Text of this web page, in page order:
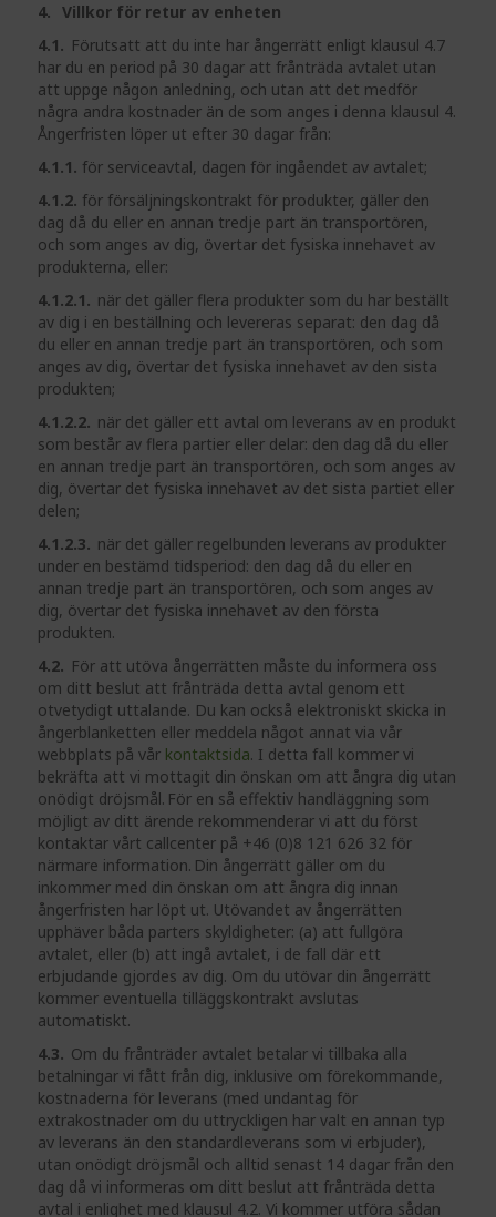
4. Villkor för retur av enheten
4.1. Förutsatt att du inte har ångerrätt enligt klausul 4.7
har du en period på 30 dagar att frånträda avtalet utan
att uppge någon anledning, och utan att det medför
några andra kostnader än de som anges i denna klausul 4.
Ångerfristen löper ut efter 30 dagar från:
4.1.1. för serviceavtal, dagen för ingåendet av avtalet;
4.1.2. för försäljningskontrakt för produkter, gäller den
dag då du eller en annan tredje part än transportören,
och som anges av dig, övertar det fysiska innehavet av
produkterna, eller:
4.1.2.1. när det gäller flera produkter som du har beställt
av dig i en beställning och levereras separat: den dag då
du eller en annan tredje part än transportören, och som
anges av dig, övertar det fysiska innehavet av den sista
produkten;
4.1.2.2. när det gäller ett avtal om leverans av en produkt
som består av flera partier eller delar: den dag då du eller
en annan tredje part än transportören, och som anges av
dig, övertar det fysiska innehavet av det sista partiet eller
delen;
4.1.2.3. när det gäller regelbunden leverans av produkter
under en bestämd tidsperiod: den dag då du eller en
annan tredje part än transportören, och som anges av
dig, övertar det fysiska innehavet av den första
produkten.
4.2. För att utöva ångerrätten måste du informera oss
om ditt beslut att frånträda detta avtal genom ett
otvetydigt uttalande. Du kan också elektroniskt skicka in
ångerblanketten eller meddela något annat via vår
webbplats på vår kontaktsida. I detta fall kommer vi
bekräfta att vi mottagit din önskan om att ångra dig utan
onödigt dröjsmål. För en så effektiv handläggning som
möjligt av ditt ärende rekommenderar vi att du först
kontaktar vårt callcenter på +46 (0)8 121 626 32 för
närmare information. Din ångerrätt gäller om du
inkommer med din önskan om att ångra dig innan
ångerfristen har löpt ut. Utövandet av ångerrätten
upphäver båda parters skyldigheter: (a) att fullgöra
avtalet, eller (b) att ingå avtalet, i de fall där ett
erbjudande gjordes av dig. Om du utövar din ångerrätt
kommer eventuella tilläggskontrakt avslutas
automatiskt.
4.3. Om du frånträder avtalet betalar vi tillbaka alla
betalningar vi fått från dig, inklusive om förekommande,
kostnaderna för leverans (med undantag för
extrakostnader om du uttryckligen har valt en annan typ
av leverans än den standardleverans som vi erbjuder),
utan onödigt dröjsmål och alltid senast 14 dagar från den
dag då vi informeras om ditt beslut att frånträda detta
avtal i enlighet med klausul 4.2. Vi kommer utföra sådan